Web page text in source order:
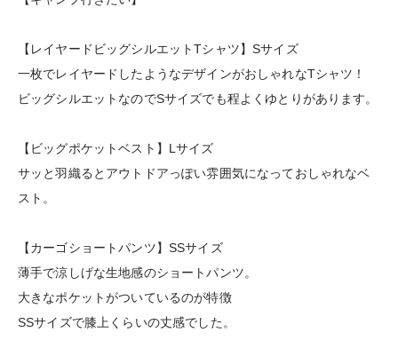
【レイヤードビッグシルエットTシャツ】Sサイズ
一枚でレイヤードしたようなデザインがおしゃれなTシャツ！
ビッグシルエットなのでSサイズでも程よくゆとりがあります。
【ビッグポケットベスト】Lサイズ
サッと羽織るとアウトドアっぽい雰囲気になっておしゃれなベ
スト。
【カーゴショートパンツ】SSサイズ
薄手で涼しげな生地感のショートパンツ。
大きなポケットがついているのが特徴
SSサイズで膝上くらいの丈感でした。